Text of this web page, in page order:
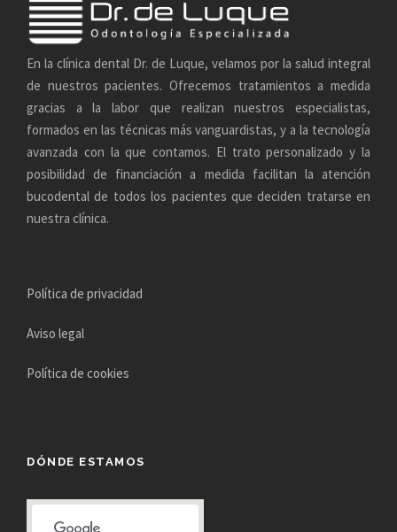
En la clínica dental Dr. de Luque, velamos por la salud integral
de nuestros pacientes. Ofrecemos tratamientos a medida
gracias a la labor que realizan nuestros especialistas,
formados en las técnicas más vanguardistas, y a la tecnología
avanzada con la que contamos. El trato personalizado y la
posibilidad de financiación a medida facilitan la atención
bucodental de todos los pacientes que deciden tratarse en
nuestra clínica.
Política de privacidad
Aviso legal
Política de cookies
DÓNDE ESTAMOS